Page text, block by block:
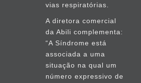
vias respiratórias.
A diretora comercial
da Abili complementa:
“A Síndrome está
associada a uma
situação na qual um
número expressivo de